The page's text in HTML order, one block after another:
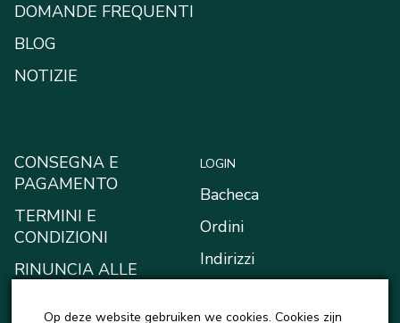
DOMANDE FREQUENTI
BLOG
NOTIZIE
CONSEGNA E
PAGAMENTO
TERMINI E
CONDIZIONI
RINUNCIA ALLE
RISARCIMENTO
LOGIN
Bacheca
Ordini
Indirizzi
Op deze website gebruiken we cookies. Cookies zijn